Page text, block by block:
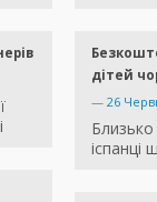
дітей
— 26
Близько